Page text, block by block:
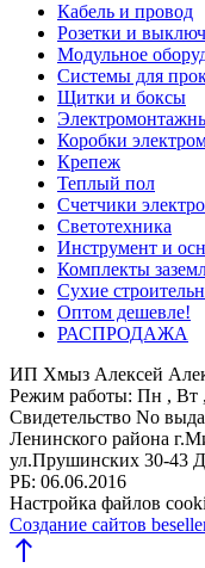
Кабель и провод
Розетки и
Модульное
Системы для
Щитки и боксы
Коробки
Крепеж
Теплый пол
Счетчики
Светотехника
Инструмент и
Комплекты
Сухие
Оптом дешевле!
РАСПРОДАЖА
ИП Хмыз Алексей
Режим работы: Пн , Вт
Свидетельство No
Ленинского района
ул.Прушинских 30-43
РБ: 06.06.2016
Настройка файлов
Создание сайтов
north